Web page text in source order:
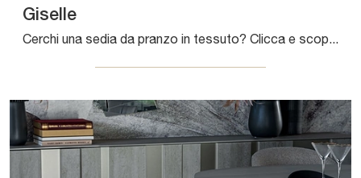
Giselle
Cerchi una sedia da pranzo in tessuto? Clicca e scopri il modello Giselle di Cattelan Italia per ultimare i tuoi locali al meglio.